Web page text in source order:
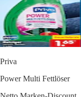
Priva
Power Multi Fettlöser